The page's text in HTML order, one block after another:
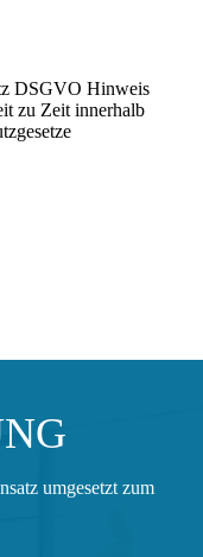
DSGVO Hinweis
zu Zeit innerhalb
umgesetzt zum